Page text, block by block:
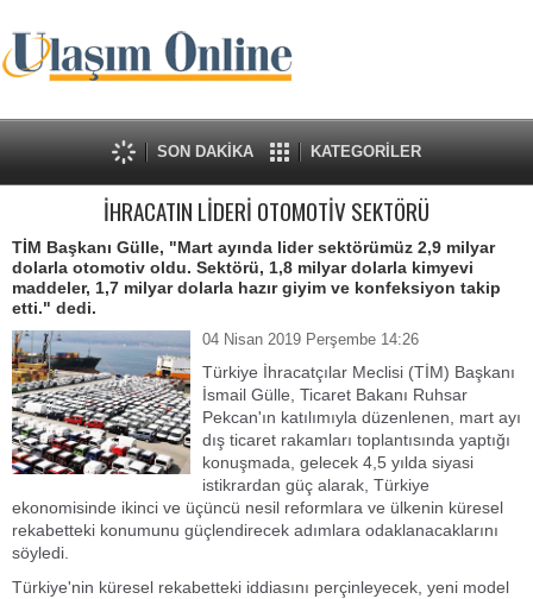
SON DAKİKA KATEGORİLER
İHRACATIN LİDERİ OTOMOTİV SEKTÖRÜ
TİM Başkanı Gülle, "Mart ayında lider sektörümüz 2,9 milyar
dolarla otomotiv oldu. Sektörü, 1,8 milyar dolarla kimyevi
maddeler, 1,7 milyar dolarla hazır giyim ve konfeksiyon takip
etti." dedi.
04 Nisan 2019 Perşembe 14:26
Türkiye İhracatçılar Meclisi (TİM) Başkanı
İsmail Gülle, Ticaret Bakanı Ruhsar
Pekcan'ın katılımıyla düzenlenen, mart ayı
dış ticaret rakamları toplantısında yaptığı
konuşmada, gelecek 4,5 yılda siyasi
istikrardan güç alarak, Türkiye
ekonomisinde ikinci ve üçüncü nesil reformlara ve ülkenin küresel
rekabetteki konumunu güçlendirecek adımlara odaklanacaklarını
söyledi.
Türkiye'nin küresel rekabetteki iddiasını perçinleyecek, yeni model